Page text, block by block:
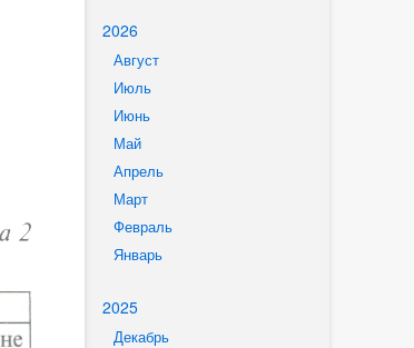
2026
Август
Июль
Июнь
Май
Апрель
Март
Февраль
Январь
2025
Декабрь